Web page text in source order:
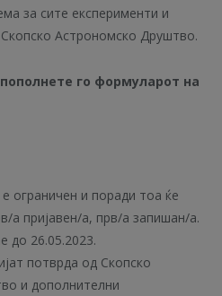
за сите експерименти и
Астрономско Друштво.
го формуларот на
ограничен и поради тоа ќе
а пријавен/а, прв/а запишан/а.
до 26.05.2023.
потврда од Скопско
и дополнителни